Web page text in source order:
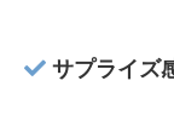
サプライズ